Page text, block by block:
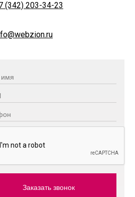
(342) 203-34-23